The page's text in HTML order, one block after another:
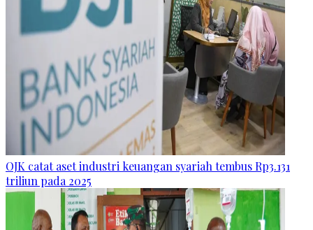
OJK catat aset industri keuangan syariah tembus Rp3.131
triliun pada 2025